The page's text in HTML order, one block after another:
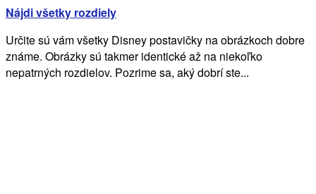
Nájdi všetky rozdiely
Určite sú vám všetky Disney postavičky na obrázkoch dobre
známe. Obrázky sú takmer identické až na niekoľko
nepatrných rozdielov. Pozrime sa, aký dobrí ste...